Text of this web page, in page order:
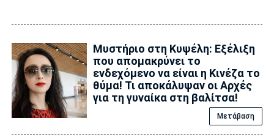
Μυστήριο στη Κυψέλη: Εξέλιξη
που απομακρύνει το
ενδεχόμενο να είναι η Κινέζα το
θύμα! Τι αποκάλυψαν οι Αρχές
για τη γυναίκα στη βαλίτσα!
Μετάβαση